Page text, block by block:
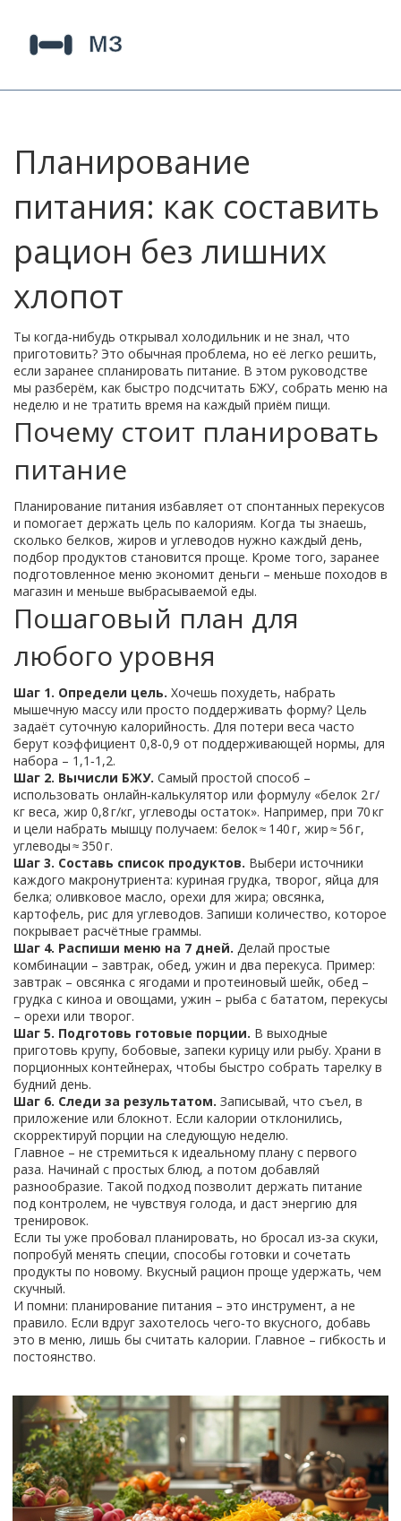
Планирование
питания: как составить
рацион без лишних
хлопот
Ты когда‑нибудь открывал холодильник и не знал, что
приготовить? Это обычная проблема, но её легко решить,
если заранее спланировать питание. В этом руководстве
мы разберём, как быстро подсчитать БЖУ, собрать меню на
неделю и не тратить время на каждый приём пищи.
Почему стоит планировать
питание
Планирование питания избавляет от спонтанных перекусов
и помогает держать цель по калориям. Когда ты знаешь,
сколько белков, жиров и углеводов нужно каждый день,
подбор продуктов становится проще. Кроме того, заранее
подготовленное меню экономит деньги – меньше походов в
магазин и меньше выбрасываемой еды.
Пошаговый план для
любого уровня
Шаг 1. Определи цель. Хочешь похудеть, набрать
мышечную массу или просто поддерживать форму? Цель
задаёт суточную калорийность. Для потери веса часто
берут коэффициент 0,8‑0,9 от поддерживающей нормы, для
набора – 1,1‑1,2.
Шаг 2. Вычисли БЖУ. Самый простой способ –
использовать онлайн‑калькулятор или формулу «белок 2 г/
кг веса, жир 0,8 г/кг, углеводы остаток». Например, при 70 кг
и цели набрать мышцу получаем: белок ≈ 140 г, жир ≈ 56 г,
углеводы ≈ 350 г.
Шаг 3. Составь список продуктов. Выбери источники
каждого макронутриента: куриная грудка, творог, яйца для
белка; оливковое масло, орехи для жира; овсянка,
картофель, рис для углеводов. Запиши количество, которое
покрывает расчётные граммы.
Шаг 4. Распиши меню на 7 дней. Делай простые
комбинации – завтрак, обед, ужин и два перекуса. Пример:
завтрак – овсянка с ягодами и протеиновый шейк, обед –
грудка с киноа и овощами, ужин – рыба с бататом, перекусы
– орехи или творог.
Шаг 5. Подготовь готовые порции. В выходные
приготовь крупу, бобовые, запеки курицу или рыбу. Храни в
порционных контейнерах, чтобы быстро собрать тарелку в
будний день.
Шаг 6. Следи за результатом. Записывай, что съел, в
приложение или блокнот. Если калории отклонились,
скорректируй порции на следующую неделю.
Главное – не стремиться к идеальному плану с первого
раза. Начинай с простых блюд, а потом добавляй
разнообразие. Такой подход позволит держать питание
под контролем, не чувствуя голода, и даст энергию для
тренировок.
Если ты уже пробовал планировать, но бросал из‑за скуки,
попробуй менять специи, способы готовки и сочетать
продукты по новому. Вкусный рацион проще удержать, чем
скучный.
И помни: планирование питания – это инструмент, а не
правило. Если вдруг захотелось чего‑то вкусного, добавь
это в меню, лишь бы считать калории. Главное – гибкость и
постоянство.